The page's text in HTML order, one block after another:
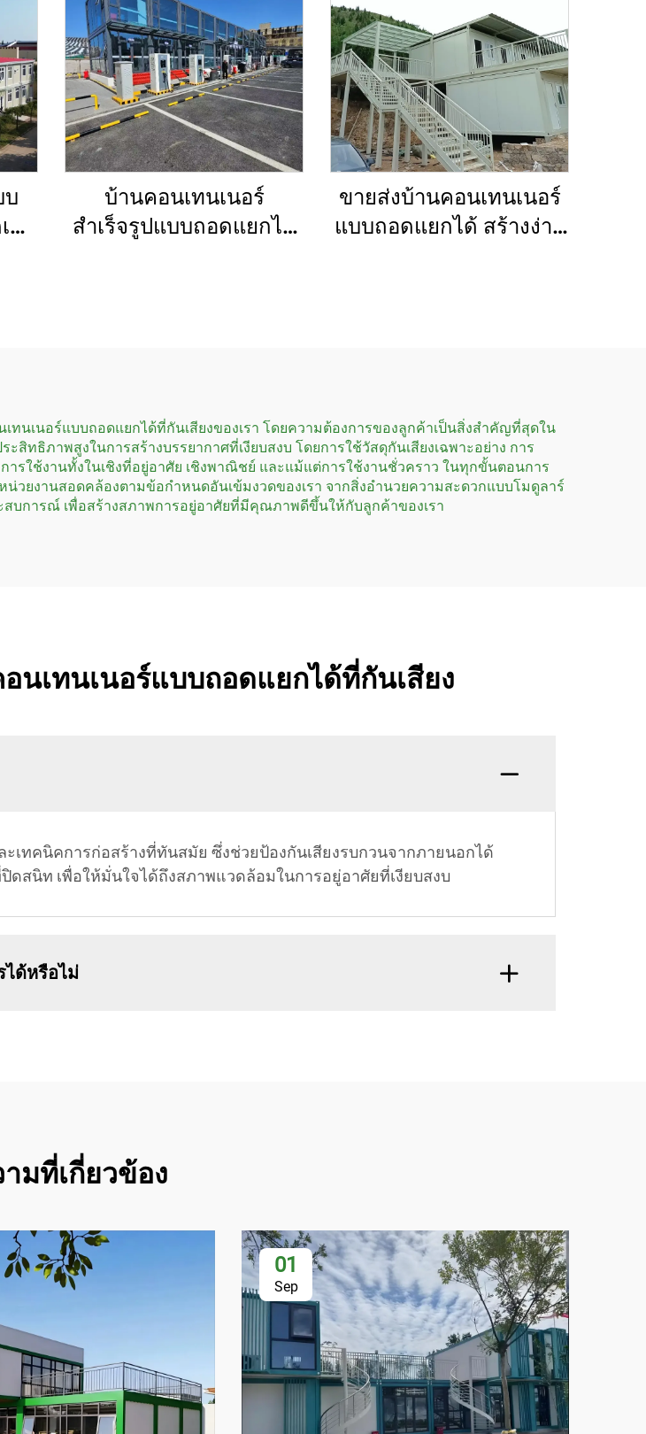
บ
ก
บ้านคอนเทนเนอร์
สำเร็จรูปแบบถอดแยกได้
ขายส่งบ้านคอนเทนเนอร์
แบบถอดแยกได้ สร้างง่าย
นเนอร์แบบถอดแยกได้ที่กันเสียงของเรา โดยความต้องการของลูกค้าเป็นสิ่งสำคัญที่สุดใน
ทธิภาพสูงในการสร้างบรรยากาศที่เงียบสงบ โดยการใช้วัสดุกันเสียงเฉพาะอย่าง การ
รใช้งานทั้งในเชิงที่อยู่อาศัย เชิงพาณิชย์ และแม้แต่การใช้งานชั่วคราว ในทุกขั้นตอนการ
ยงานสอดคล้องตามข้อกำหนดอันเข้มงวดของเรา จากสิ่งอำนวยความสะดวกแบบโมดูลาร์
บการณ์ เพื่อสร้างสภาพการอยู่อาศัยที่มีคุณภาพดีขึ้นให้กับลูกค้าของเรา
นเทนเนอร์แบบถอดแยกได้ที่กันเสียง
เทคนิคการก่อสร้างที่ทันสมัย ซึ่งช่วยป้องกันเสียงรบกวนจากภายนอกได้
สนิท เพื่อให้มั่นใจได้ถึงสภาพแวดล้อมในการอยู่อาศัยที่เงียบสงบ
ได้หรือไม่
มที่เกี่ยวข้อง
01
Sep